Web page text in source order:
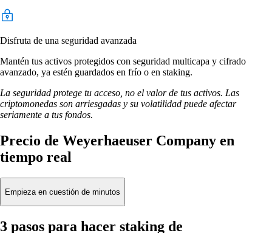
Disfruta de una seguridad avanzada
Mantén tus activos protegidos con seguridad multicapa y cifrado
avanzado, ya estén guardados en frío o en staking.
La seguridad protege tu acceso, no el valor de tus activos. Las
criptomonedas son arriesgadas y su volatilidad puede afectar
seriamente a tus fondos.
Precio de Weyerhaeuser Company en
tiempo real
Empieza en cuestión de minutos
3 pasos para hacer staking de